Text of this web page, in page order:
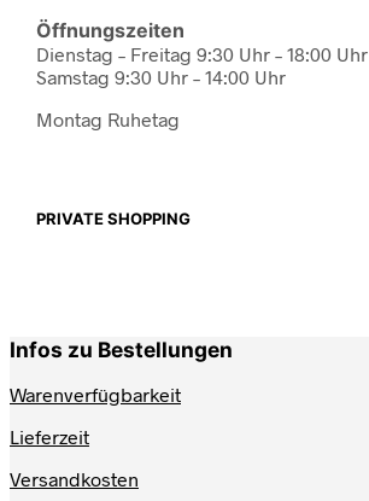
Öffnungszeiten
Dienstag – Freitag 9:30 Uhr – 18:00 Uhr
Samstag 9:30 Uhr – 14:00 Uhr
Montag Ruhetag
PRIVATE SHOPPING
Infos zu Bestellungen
Warenverfügbarkeit
Lieferzeit
Versandkosten